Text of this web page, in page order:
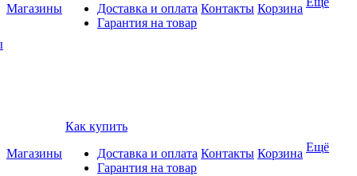
Магазины
Доставка и оплата
Гарантия на товар
Контакты Корзина
Магазины
Как купить
Доставка и оплата
Гарантия на товар
Контакты Корзина Ещё